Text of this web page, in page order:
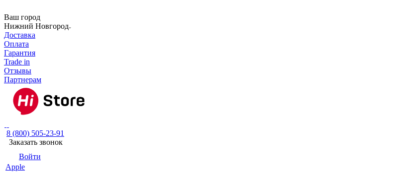
Ваш город
Нижний Новгород
Доставка
Оплата
Гарантия
Trade in
Отзывы
Партнерам
8 (800) 505-23-91
Заказать звонок
Войти
Apple